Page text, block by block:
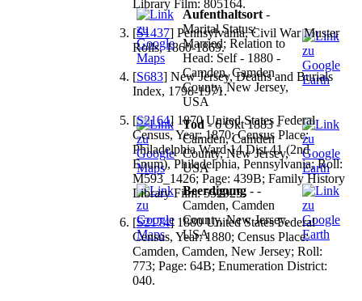
Aufenthaltsort -
Marital Status:
Married; Relation to
Head: Self - 1880 -
Camden, Camden
County, New Jersey,
USA
Tod - 6 Okt 1883 -
Camden, Camden
County, New Jersey,
USA
Beerdigung - -
Camden, Camden
County, New Jersey,
USA
Library Film: 805164.
[S1437] Pennsylvania, Civil War Muster
Rolls, 1860-1869.
[S683] New Jersey, Deaths and Burials
Index, 1798-1971.
[S2164] 1870 United States Federal
Census, Year: 1870; Census Place:
Philadelphia Ward 14 Dist 41 (2nd
Enum), Philadelphia, Pennsylvania; Roll:
M593_1426; Page: 439B; Family History
Library Film: 552925.
[S2174] 1880 United States Federal
Census, Year: 1880; Census Place:
Camden, Camden, New Jersey; Roll:
773; Page: 64B; Enumeration District:
040.